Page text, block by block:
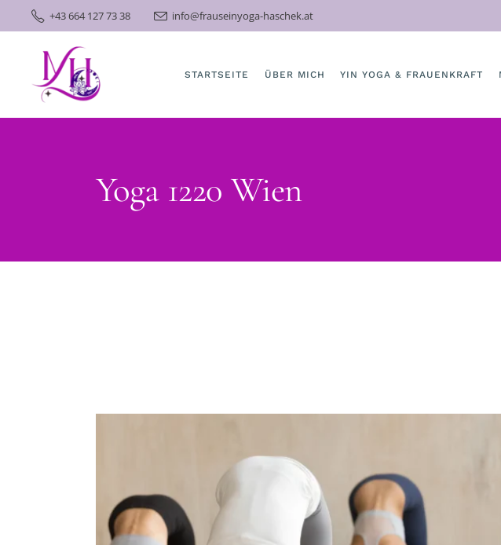
+43 664 127 73 38 info@frauseinyoga-haschek.at
STARTSEITE ÜBER MICH YIN YOGA & FRAUENKRAFT
YIN YOGA FÜR FRAUEN
SESSIONS
Yoga 1220 Wien